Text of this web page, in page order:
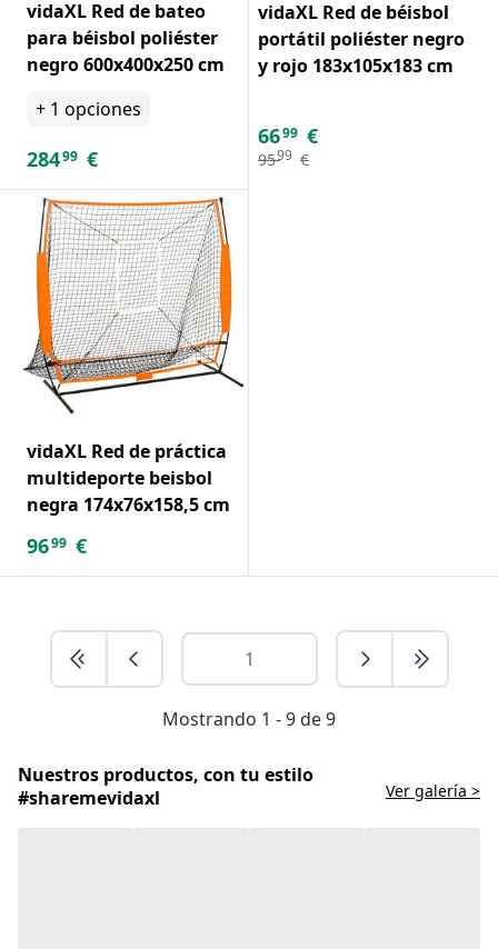
vidaXL Red de bateo
para béisbol poliéster
negro 600x400x250 cm
+ 1 opciones
28499 €
vidaXL Red de béisbol
portátil poliéster negro
y rojo 183x105x183 cm
6699 €
9599 €
vidaXL Red de práctica
multideporte beisbol
negra 174x76x158,5 cm
9699 €
Mostrando 1 - 9 de 9
Nuestros productos, con tu estilo
#sharemevidaxl
Ver galería >